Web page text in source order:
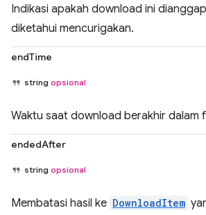
Indikasi apakah download ini
diketahui mencurigakan.
endTime
string opsional
Waktu saat download berakhir dalam
endedAfter
string opsional
Membatasi hasil ke DownloadItem